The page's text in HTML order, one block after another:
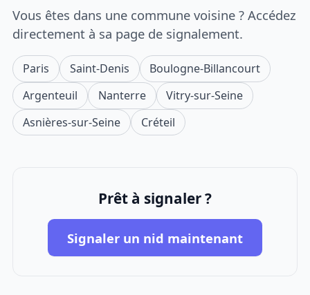
Vous êtes dans une commune voisine ? Accédez
directement à sa page de signalement.
Paris Saint-Denis
Boulogne-Billancourt
Argenteuil
Nanterre
Vitry-sur-Seine
Asnières-sur-Seine
Créteil
Prêt à signaler ?
Signaler un nid maintenant